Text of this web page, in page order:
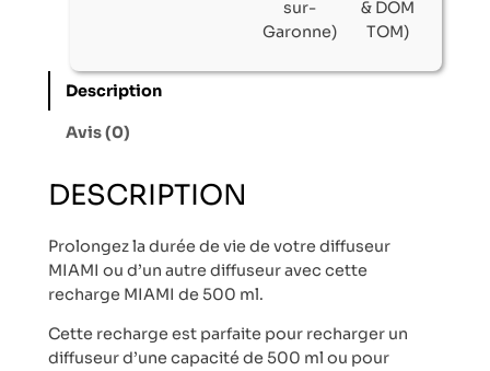
sur-
Garonne)
& DOM
TOM)
Description
Avis (0)
DESCRIPTION
Prolongez la durée de vie de votre diffuseur
MIAMI ou d’un autre diffuseur avec cette
recharge MIAMI de 500 ml.
Cette recharge est parfaite pour recharger un
diffuseur d’une capacité de 500 ml ou pour